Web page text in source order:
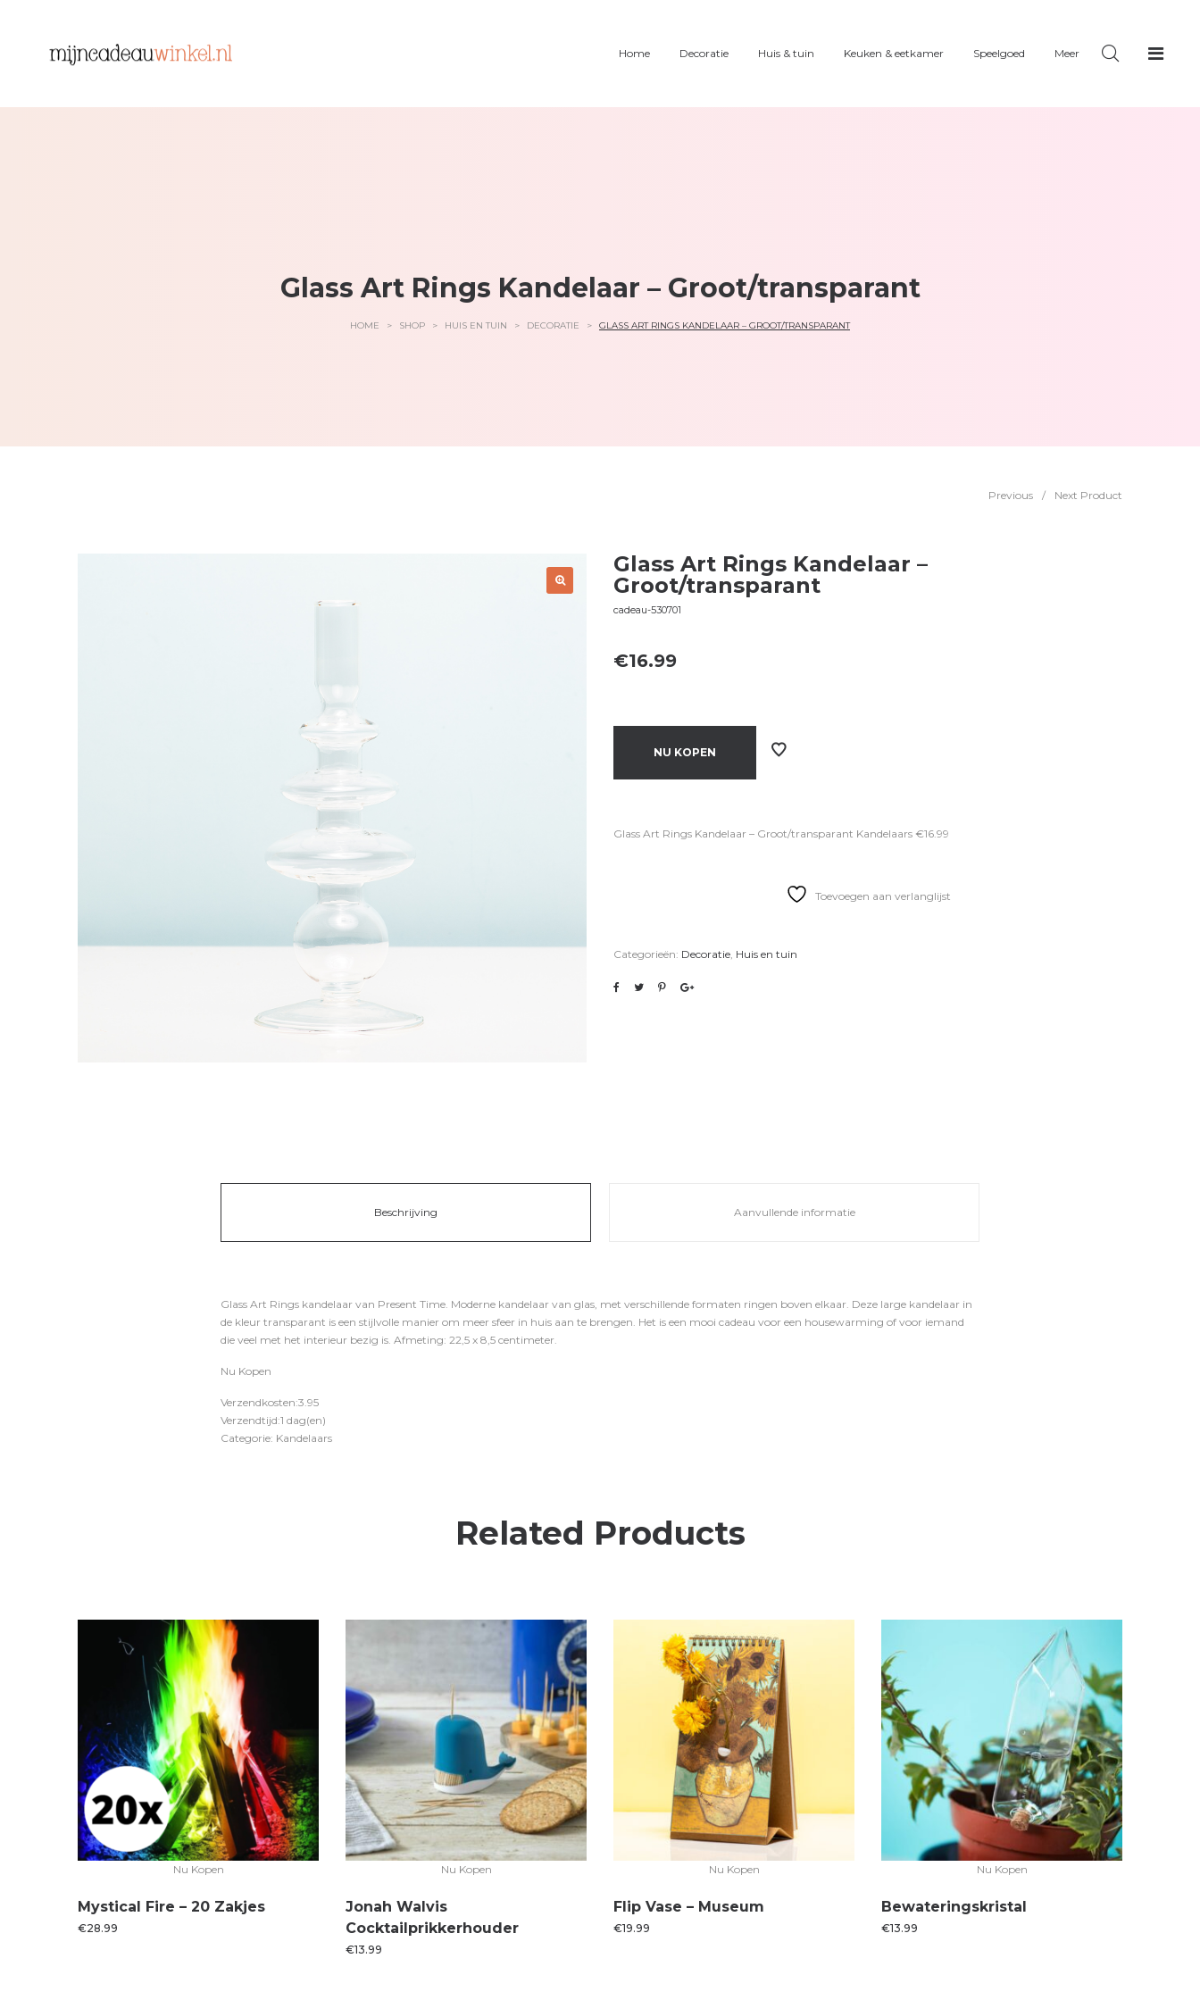
Home Decoratie Huis & tuin Keuken & eetkamer Speelgoed Meer
Glass Art Rings Kandelaar – Groot/transparant
HOME > SHOP > HUIS EN TUIN > DECORATIE > GLASS ART RINGS KANDELAAR – GROOT/TRANSPARANT
Previous / Next Product
Glass Art Rings Kandelaar –
Groot/transparant
cadeau-530701
€16.99
NU KOPEN
Glass Art Rings Kandelaar – Groot/transparant Kandelaars €16.99
Toevoegen aan verlanglijst
Categorieën: Decoratie, Huis en tuin
Beschrijving Aanvullende informatie
Glass Art Rings kandelaar van Present Time. Moderne kandelaar van glas, met verschillende formaten ringen boven elkaar. Deze large kandelaar in
de kleur transparant is een stijlvolle manier om meer sfeer in huis aan te brengen. Het is een mooi cadeau voor een housewarming of voor iemand
die veel met het interieur bezig is. Afmeting: 22,5 x 8,5 centimeter.
Nu Kopen
Verzendkosten:3.95
Verzendtijd:1 dag(en)
Categorie: Kandelaars
Related Products
Nu Kopen
Mystical Fire – 20 Zakjes
€28.99
Nu Kopen
Jonah Walvis
Cocktailprikkerhouder
€13.99
Nu Kopen
Flip Vase – Museum
€19.99
Nu Kopen
Bewateringskristal
€13.99